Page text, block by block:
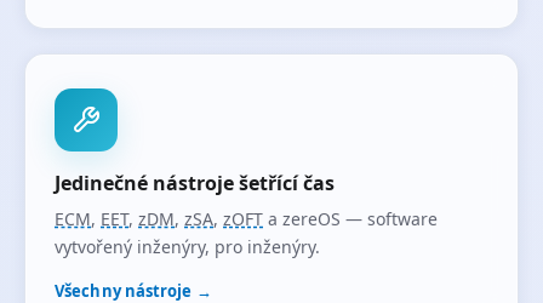
Jedinečné nástroje šetřící čas
ECM, EET, zDM, zSA, zOFT a zereOS — software
vytvořený inženýry, pro inženýry.
Všechny nástroje →